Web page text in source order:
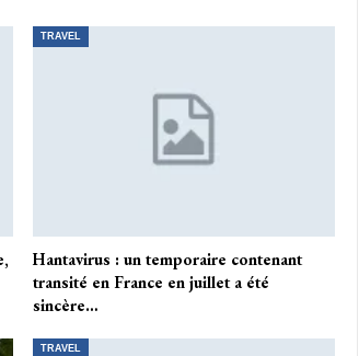
TRAVEL
Hantavirus : un temporaire contenant
transité en France en juillet a été
sincère…
TRAVEL